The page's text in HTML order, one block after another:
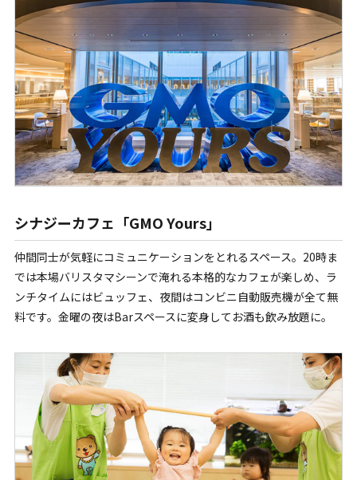
シナジーカフェ「GMO Yours」
仲間同士が気軽にコミュニケーションをとれるスペース。20時ま
では本場バリスタマシーンで淹れる本格的なカフェが楽しめ、ラ
ンチタイムにはビュッフェ、夜間はコンビニ自動販売機が全て無
料です。金曜の夜はBarスペースに変身してお酒も飲み放題に。